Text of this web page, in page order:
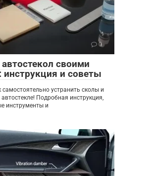
0
своими
инструкция и советы
самостоятельно устранить сколы и
Подробная инструкция,
инструменты и